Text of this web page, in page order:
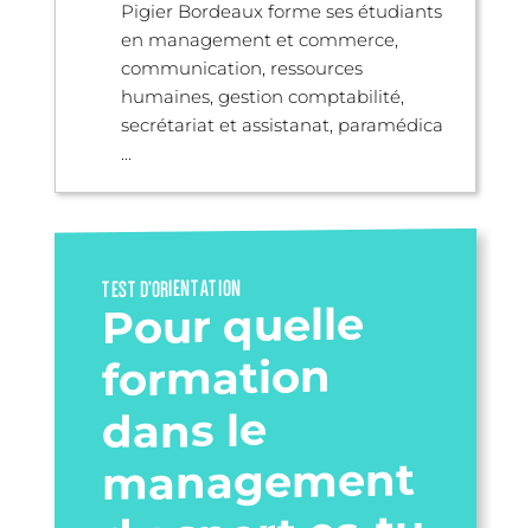
Pigier Bordeaux forme ses étudiants
en management et commerce,
communication, ressources
humaines, gestion comptabilité,
secrétariat et assistanat, paramédica
...
TEST D’ORIENTATION
Pour quelle
formation
dans le
management